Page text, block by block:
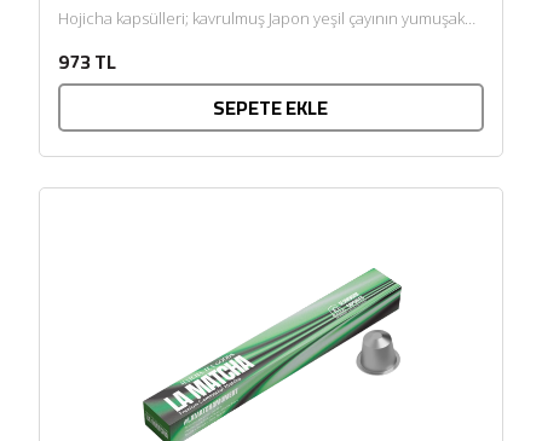
Hojicha kapsülleri; kavrulmuş Japon yeşil çayının yumuşak
973 TL
SEPETE EKLE